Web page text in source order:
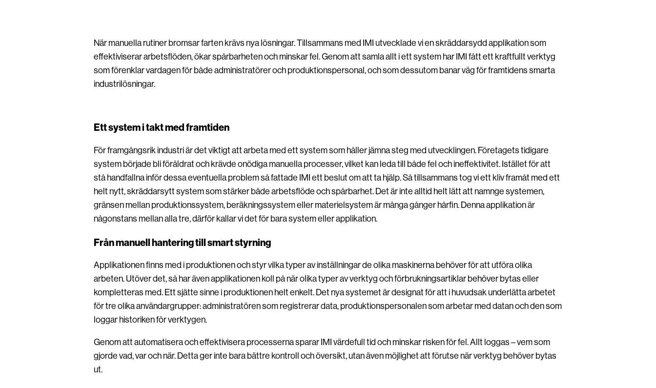
När manuella rutiner bromsar farten krävs nya lösningar. Tillsammans med IMI utvecklade vi en skräddarsydd applikation som
effektiviserar arbetsflöden, ökar spårbarheten och minskar fel. Genom att samla allt i ett system har IMI fått ett kraftfullt verktyg
som förenklar vardagen för både administratörer och produktionspersonal, och som dessutom banar väg för framtidens smarta
industrilösningar.
Ett system i takt med framtiden
För framgångsrik industri är det viktigt att arbeta med ett system som håller jämna steg med utvecklingen. Företagets tidigare
system började bli föråldrat och krävde onödiga manuella processer, vilket kan leda till både fel och ineffektivitet. Istället för att
stå handfallna inför dessa eventuella problem så fattade IMI ett beslut om att ta hjälp. Så tillsammans tog vi ett kliv framåt med ett
helt nytt, skräddarsytt system som stärker både arbetsflöde och spårbarhet. Det är inte alltid helt lätt att namnge systemen,
gränsen mellan produktionssystem, beräkningssystem eller materielsystem är många gånger hårfin. Denna applikation är
någonstans mellan alla tre, därför kallar vi det för bara system eller applikation.
Från manuell hantering till smart styrning
Applikationen finns med i produktionen och styr vilka typer av inställningar de olika maskinerna behöver för att utföra olika
arbeten. Utöver det, så har även applikationen koll på när olika typer av verktyg och förbrukningsartiklar behöver bytas eller
kompletteras med. Ett sjätte sinne i produktionen helt enkelt. Det nya systemet är designat för att i huvudsak underlätta arbetet
för tre olika användargrupper: administratören som registrerar data, produktionspersonalen som arbetar med datan och den som
loggar historiken för verktygen.
Genom att automatisera och effektivisera processerna sparar IMI värdefull tid och minskar risken för fel. Allt loggas – vem som
gjorde vad, var och när. Detta ger inte bara bättre kontroll och översikt, utan även möjlighet att förutse när verktyg behöver bytas
ut.